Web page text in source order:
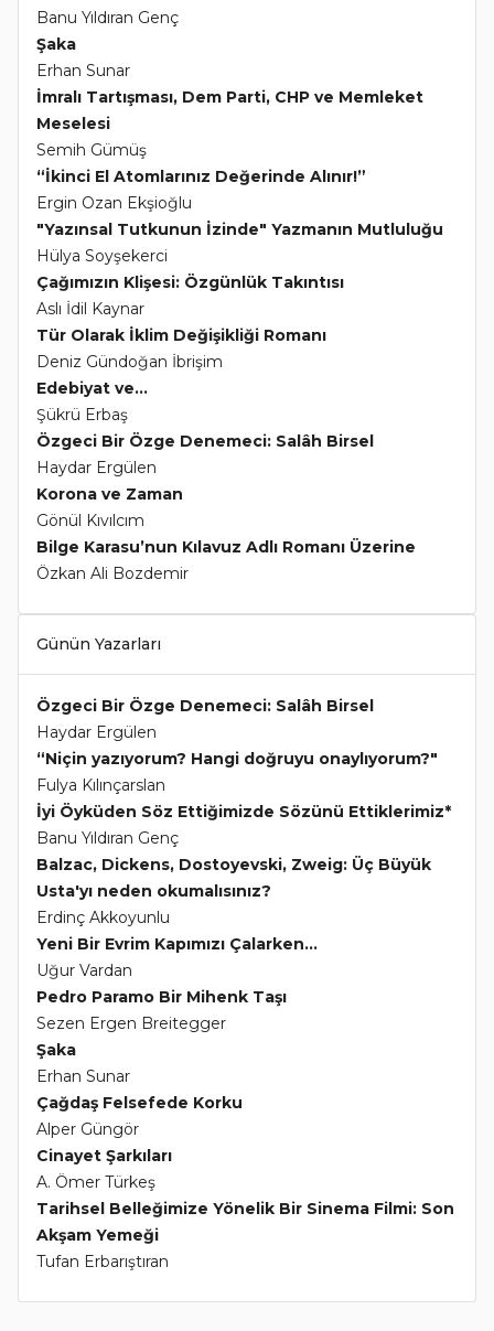
Banu Yıldıran Genç
Şaka
Erhan Sunar
İmralı Tartışması, Dem Parti, CHP ve Memleket
Meselesi
Semih Gümüş
“İkinci El Atomlarınız Değerinde Alınır!”
Ergin Ozan Ekşioğlu
"Yazınsal Tutkunun İzinde" Yazmanın Mutluluğu
Hülya Soyşekerci
Çağımızın Klişesi: Özgünlük Takıntısı
Aslı İdil Kaynar
Tür Olarak İklim Değişikliği Romanı
Deniz Gündoğan İbrişim
Edebiyat ve...
Şükrü Erbaş
Özgeci Bir Özge Denemeci: Salâh Birsel
Haydar Ergülen
Korona ve Zaman
Gönül Kıvılcım
Bilge Karasu’nun Kılavuz Adlı Romanı Üzerine
Özkan Ali Bozdemir
Günün Yazarları
Özgeci Bir Özge Denemeci: Salâh Birsel
Haydar Ergülen
“Niçin yazıyorum? Hangi doğruyu onaylıyorum?"
Fulya Kılınçarslan
İyi Öyküden Söz Ettiğimizde Sözünü Ettiklerimiz*
Banu Yıldıran Genç
Balzac, Dickens, Dostoyevski, Zweig: Üç Büyük
Usta'yı neden okumalısınız?
Erdinç Akkoyunlu
Yeni Bir Evrim Kapımızı Çalarken...
Uğur Vardan
Pedro Paramo Bir Mihenk Taşı
Sezen Ergen Breitegger
Şaka
Erhan Sunar
Çağdaş Felsefede Korku
Alper Güngör
Cinayet Şarkıları
A. Ömer Türkeş
Tarihsel Belleğimize Yönelik Bir Sinema Filmi: Son
Akşam Yemeği
Tufan Erbarıştıran